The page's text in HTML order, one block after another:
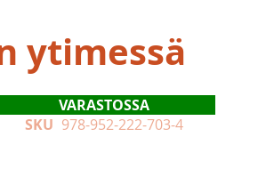
ytimessä
VARASTOSSA
SKU 978-952-222-703-4